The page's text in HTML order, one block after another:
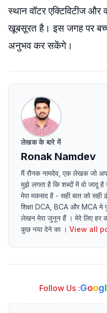
स्थान वॉटर एक्टिविटीज
खूबसूरत है। इस जगह पर
अनुभव कर सकेंगे।
लेखक के बारे में
Ronak Namdev
मैं रौनक नामदेव, एक लेखक जो
मुझे लगता है कि शब्दों में वो जादू
मेरा मकसद है - सही बात को सही
शिक्षा DCA, BCA और MCA मे
लेखन मेरा जुनून हैं । मेरे लिए हर
कुछ नया देने का । View all
Follow Us :Googl